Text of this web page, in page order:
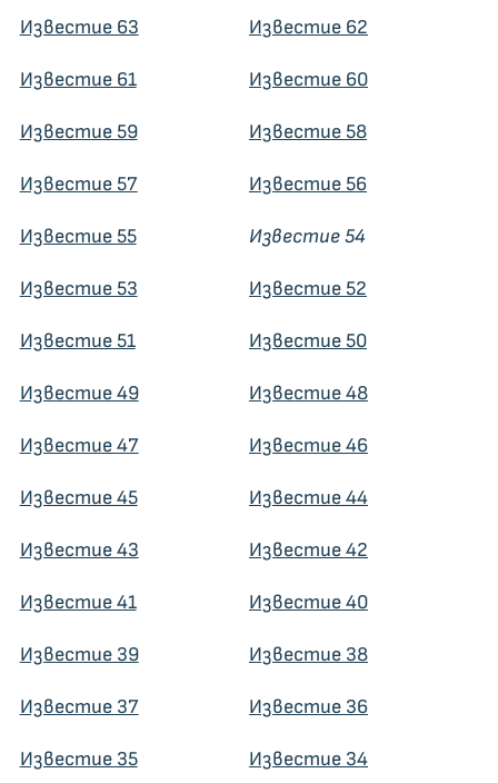
Известие 63 Известие 62
Известие 61 Известие 60
Известие 59 Известие 58
Известие 57 Известие 56
Известие 55 Известие 54
Известие 53 Известие 52
Известие 51 Известие 50
Известие 49 Известие 48
Известие 47 Известие 46
Известие 45 Известие 44
Известие 43 Известие 42
Известие 41 Известие 40
Известие 39 Известие 38
Известие 37 Известие 36
Известие 35 Известие 34